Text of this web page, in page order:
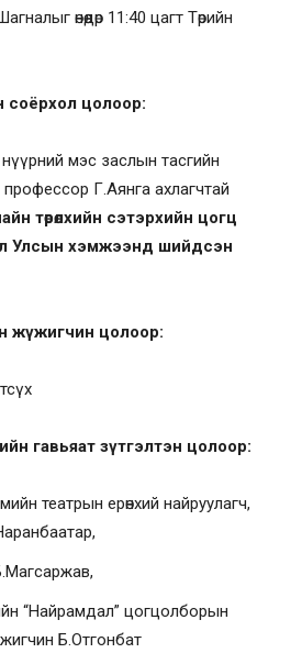
өнөөдөр 11:40 цагт Төрийн
соёрхол цолоор:
мэс заслын тасгийн
профессор Г.Аянга ахлагчтай
төрөлхийн сэтэрхийн цогц
Улсын хэмжээнд шийдсэн
жүжигчин цолоор:
гавьяат зүтгэлтэн цолоор:
театрын ерөнхий найруулагч,
“Найрамдал” цогцолборын
Б.Отгонбат